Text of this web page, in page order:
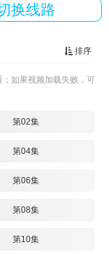
换线路
排序
如果视频加载失败，可
第02集
第04集
第06集
第08集
第10集